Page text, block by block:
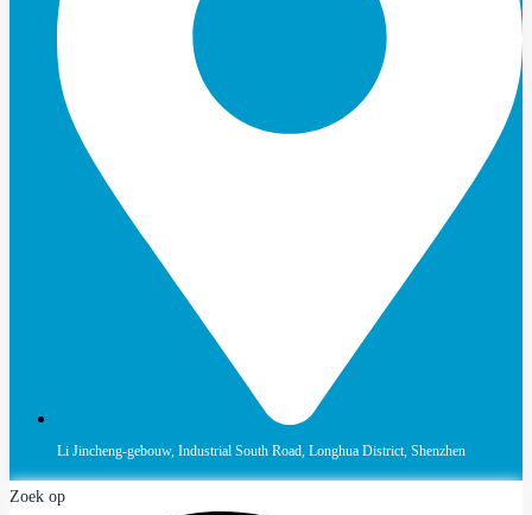
Li Jincheng-gebouw, Industrial South Road, Longhua District, Shenzhen
Zoek op